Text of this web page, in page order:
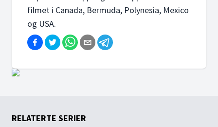
filmet i Canada, Bermuda, Polynesia, Mexico
og USA.
RELATERTE SERIER